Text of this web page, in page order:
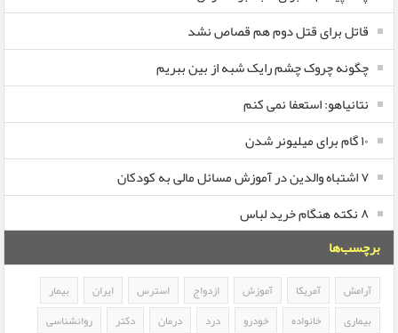
قاتل برای قتل دوم هم قصاص نشد
چگونه چروک چشم رایک شبه از بین ببریم
نتانیاهو: استعفا نمی کنم
۱۰ گام برای میلیونر شدن
۷ اشتباه والدین در آموزش مسائل مالی به کودکان
۸ نکته هنگام خرید لباس
برچسب‌ها
آرامش آمریکا آموزش ازدواج استرس ایران
بیمار
بیماری
خانواده خودرو درد درمان دکتر
روانشناسی